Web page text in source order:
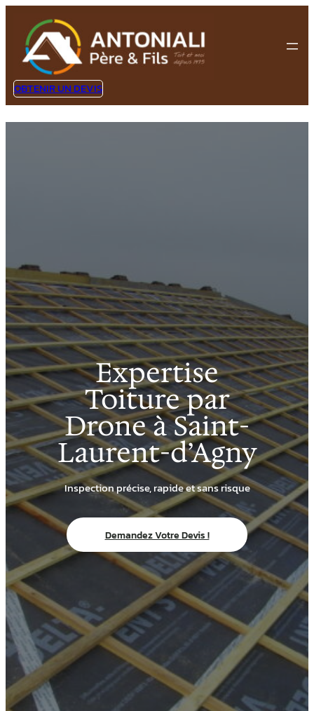
OBTENIR UN DEVIS
Expertise
Toiture par
Drone à Saint-
Laurent-d’Agny
Inspection précise, rapide et sans risque
Demandez Votre Devis !